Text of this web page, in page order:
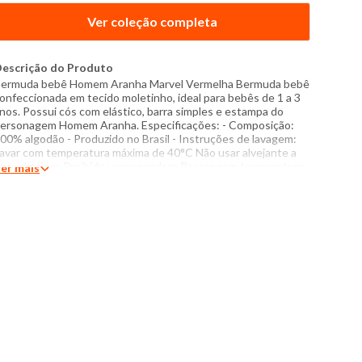
Ver coleção completa
do Produto
bebê Homem Aranha Marvel Vermelha Bermuda bebê
em tecido moletinho, ideal para bebês de 1 a 3
Possui cós com elástico, barra simples e estampa do
Homem Aranha. Especificações: - Composição:
algodão - Produzido no Brasil - Instruções de lavagem:
com temperatura máxima de 40°C Não usar alvejante a
de cloro Proibido usar secadora Passar com temperatura
mais